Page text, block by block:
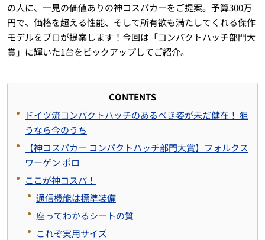
の人に、一見の価値ありの神コスパカーをご提案。予算300万
円で、価格を超える性能、そして所有欲も満たしてくれる傑作
モデルをプロが提案します！今回は「コンパクトハッチ部門大
賞」に輝いた1台をピックアップしてご紹介。
CONTENTS
ドイツ流コンパクトハッチのあるべき姿が未だ健在！ 狙
うなら今のうち
【神コスパカー コンパクトハッチ部門大賞】フォルクス
ワーゲン ポロ
ここが神コスパ！
通信機能は標準装備
座ってわかるシートの質
これぞ実用サイズ